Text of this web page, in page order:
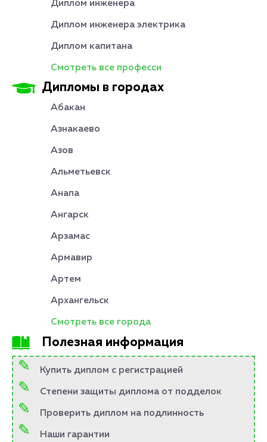
Диплом инженера
Диплом инженера электрика
Диплом капитана
Смотреть все професси
Дипломы в городах
Абакан
Азнакаево
Азов
Альметьевск
Анапа
Ангарск
Арзамас
Армавир
Артем
Архангельск
Смотреть все города
Полезная информация
Купить диплом с регистрацией
Степени защиты диплома от подделок
Проверить диплом на подлинность
Наши гарантии